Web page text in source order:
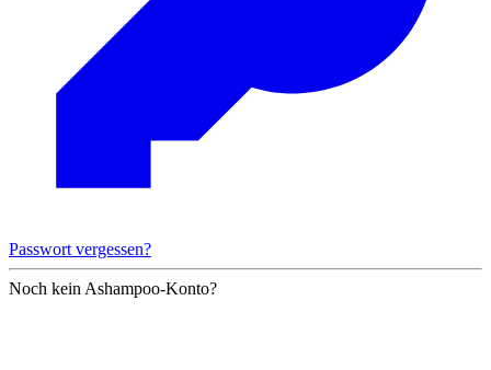
Passwort vergessen?
Noch kein Ashampoo-Konto?